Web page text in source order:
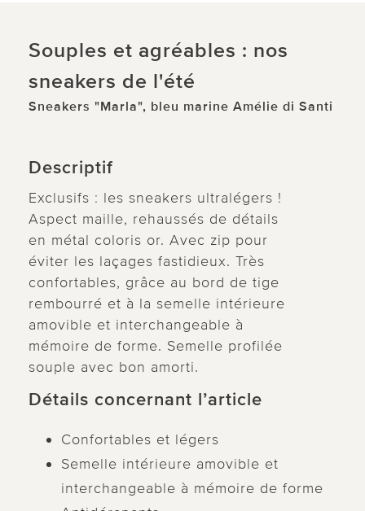
Souples et agréables : nos
sneakers de l'été
Sneakers "Marla", bleu marine Amélie di Santi
Descriptif
Exclusifs : les sneakers ultralégers !
Aspect maille, rehaussés de détails
en métal coloris or. Avec zip pour
éviter les laçages fastidieux. Très
confortables, grâce au bord de tige
rembourré et à la semelle intérieure
amovible et interchangeable à
mémoire de forme. Semelle profilée
souple avec bon amorti.
Détails concernant l’article
Confortables et légers
Semelle intérieure amovible et
interchangeable à mémoire de forme